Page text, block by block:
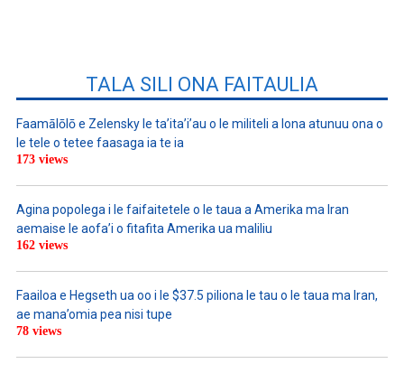
TALA SILI ONA FAITAULIA
Faamālōlō e Zelensky le ta’ita’i’au o le militeli a lona atunuu ona o
le tele o tetee faasaga ia te ia
173 views
Agina popolega i le faifaitetele o le taua a Amerika ma Iran
aemaise le aofa’i o fitafita Amerika ua maliliu
162 views
Faailoa e Hegseth ua oo i le $37.5 piliona le tau o le taua ma Iran,
ae mana’omia pea nisi tupe
78 views